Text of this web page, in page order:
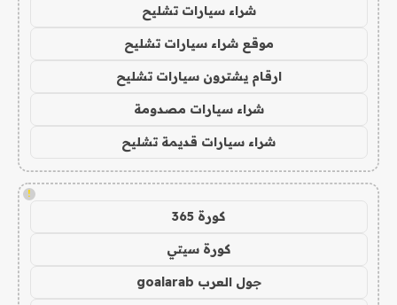
شراء سيارات تشليح
موقع شراء سيارات تشليح
ارقام يشترون سيارات تشليح
شراء سيارات مصدومة
شراء سيارات قديمة تشليح
!
كورة 365
كورة سيتي
جول العرب goalarab